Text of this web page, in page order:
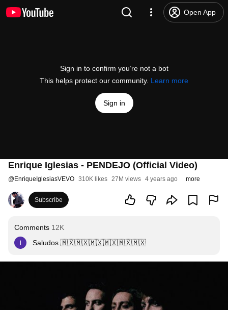
Open App
Sign in to confirm you’re not a bot
This helps protect our community. Learn more
Sign in
Enrique Iglesias - PENDEJO (Official Video)
@EnriqueIglesiasVEVO 310K likes 27M views 4 years ago more
Subscribe
Comments 12K
Saludos 🇲🇽🇲🇽🇲🇽🇲🇽🇲🇽🇲🇽